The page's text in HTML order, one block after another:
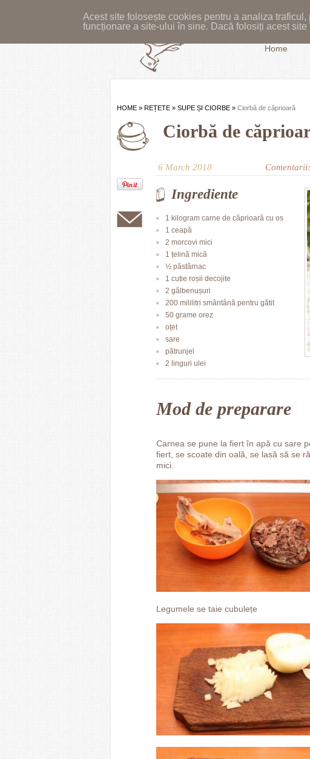
Acest site folosește cookies pentru a analiza
funcționare a site-ului în sine. Dacă folosiți acest
Home
HOME » REȚETE » SUPE ȘI CIORBE » Ciorbă de căprioară
Ciorbă de
6 March 2018
Ingrediente
1 kilogram carne de căprioară cu os
1 ceapă
2 morcovi mici
1 țelină mică
½ păstârnac
1 cutie roșii decojite
2 gălbenușuri
200 mililitri smântână pentru gătit
50 grame orez
oțet
sare
pătrunjel
2 linguri ulei
Mod de preparare
Carnea se pune la fiert în apă cu sare
fiert, se scoate din oală, se lasă să se
mici.
Legumele se taie cubulețe